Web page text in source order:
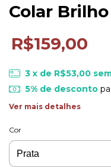
Colar
R$159,00
3 x de R$53,00
5% de desconto
Ver mais detalhes
Cor